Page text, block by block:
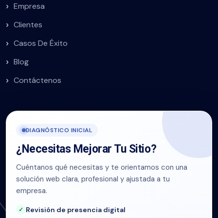
Empresa
Clientes
Casos De Éxito
Blog
Contáctenos
DIAGNÓSTICO INICIAL
¿Necesitas Mejorar Tu Sitio?
Cuéntanos qué necesitas y te orientamos con una
solución web clara, profesional y ajustada a tu
empresa.
Revisión de presencia digital